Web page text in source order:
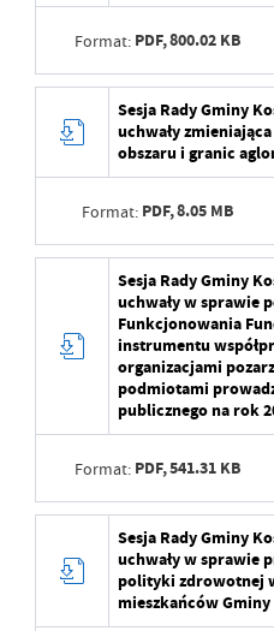
Ostatnio zaktualizował
Data ostatniej
aktualizacji
Ostatnio zaktualizował
Format: PDF,800.02 KB
Wytworzył
Data ostatniej
aktualizacji
Ostatnio zaktualizował
Sesja Rady Gminy
uchwały
obszaru i granic
Format: PDF,8.05 MB
Wytworzył
Data opublikowania
Opublikował
aktualizacji
Sesja Rady Gminy
uchwały w sprawie
Funkcjonowania
instrumentu
organizacjami
podmiotami
publicznego na rok
Format: PDF,541.31 KB
Wytworzył
Sesja Rady Gminy
uchwały w sprawie
polityki zdrowotnej
mieszkańców Gminy